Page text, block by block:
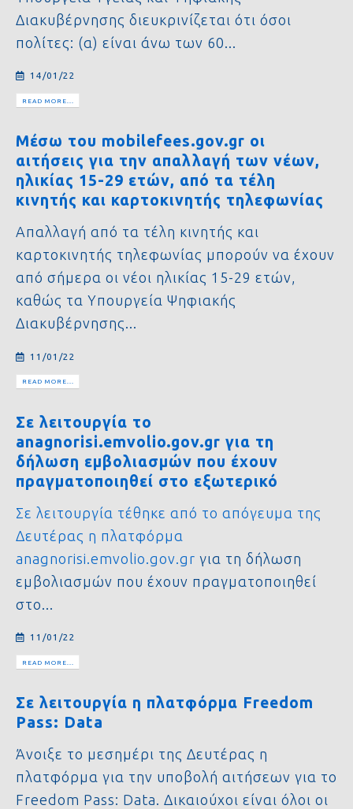
Διακυβέρνησης διευκρινίζεται ότι όσοι
πολίτες: (α) είναι άνω των 60...
14/01/22
READ MORE...
Μέσω του mobilefees.gov.gr οι
αιτήσεις για την απαλλαγή των νέων,
ηλικίας 15-29 ετών, από τα τέλη
κινητής και καρτοκινητής τηλεφωνίας
Απαλλαγή από τα τέλη κινητής και
καρτοκινητής τηλεφωνίας μπορούν να έχουν
από σήμερα οι νέοι ηλικίας 15-29 ετών,
καθώς τα Υπουργεία Ψηφιακής
Διακυβέρνησης...
11/01/22
READ MORE...
Σε λειτουργία το
anagnorisi.emvolio.gov.gr για τη
δήλωση εμβολιασμών που έχουν
πραγματοποιηθεί στο εξωτερικό
Σε λειτουργία τέθηκε από το απόγευμα της
Δευτέρας η πλατφόρμα
anagnorisi.emvolio.gov.gr για τη δήλωση
εμβολιασμών που έχουν πραγματοποιηθεί
στο...
11/01/22
READ MORE...
Σε λειτουργία η πλατφόρμα Freedom
Pass: Data
Άνοιξε το μεσημέρι της Δευτέρας η
πλατφόρμα για την υποβολή αιτήσεων για το
Freedom Pass: Data. Δικαιούχοι είναι όλοι οι